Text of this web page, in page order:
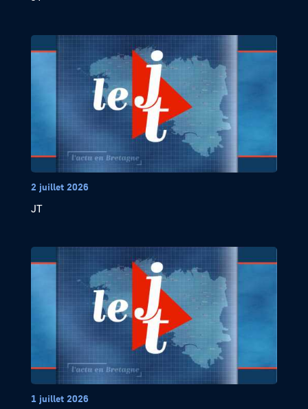
2 juillet 2026
JT
1 juillet 2026